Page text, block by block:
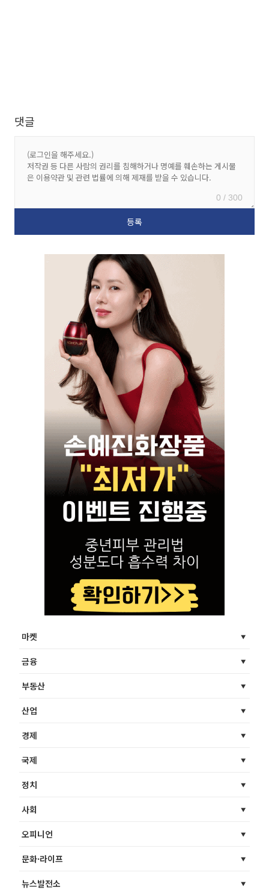
댓글
0 / 300
마켓
금융
부동산
산업
경제
국제
정치
사회
오피니언
문화·라이프
뉴스발전소